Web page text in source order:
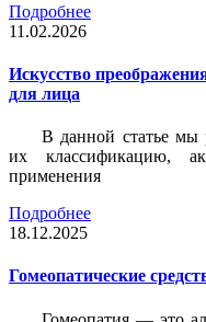
Подробнее
11.02.2026
Искусство
для лица
В данной статье мы
их классификацию,
применения
Подробнее
18.12.2025
Гомеопатические